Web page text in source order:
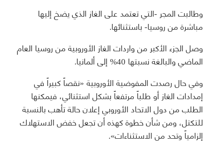
وطالبت المجر -التي تعتمد على الغاز الذي يضخ إليها
مباشرة من روسيا- باستثنائها.
وصل الجزء الأكبر من واردات الغاز الأوروبية من روسيا العام
الماضي والبالغة نسبتها 40% إلى ألمانيا.
وفي حال رصدت المفوضية الأوروبية «نقصاً كبيراً في
إمدادات الغاز أو طلباً مرتفعاً بشكل استثنائي، فيمكنها
الطلب من دول الاتحاد الأوروبي إعلان حالة تأهب بالنسبة
للتكتل، ومن شأن خطوة كهذه أن تجعل خفض الاستهلاك
إلزامياً وتحد من الاستثناءات».